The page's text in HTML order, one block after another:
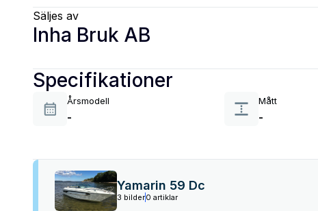
Säljes av
Inha Bruk AB
Specifikationer
Årsmodell
-
Mått
-
Yamarin 59 Dc
3 bilder0 artiklar